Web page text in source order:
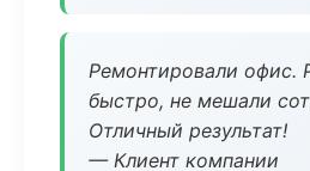
Ремонтировали офис.
быстро, не мешали
Отличный результат!
— Клиент компании